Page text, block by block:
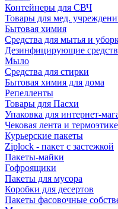
Контейнеры для СВЧ
Товары для мед.
Бытовая химия
Средства для мытья и
Дезинфицирующие
Мыло
Средства для стирки
Бытовая химия для дома
Репелленты
Товары для Пасхи
Упаковка для интернет-
Чековая лента и
Курьерские пакеты
Ziplock - пакет с застежкой
Пакеты-майки
Гофроящики
Пакеты для мусора
Коробки для десертов
Пакеты фасовочные